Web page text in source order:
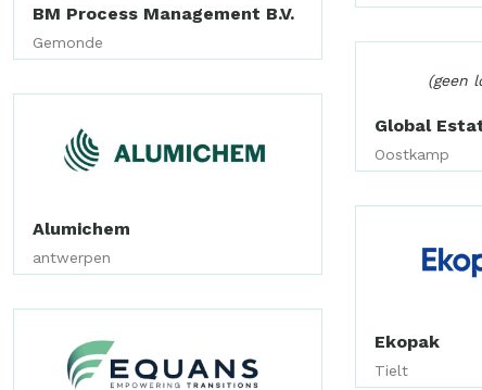
BM Process Management B.V.
Gemonde
(geen
Global
Oostkamp
Alumichem
antwerpen
Ekopak
Tielt